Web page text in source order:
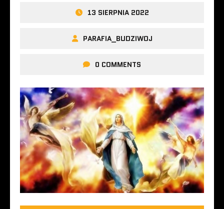
13 SIERPNIA 2022
PARAFIA_BUDZIWOJ
0 COMMENTS